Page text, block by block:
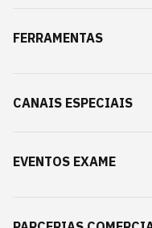
FERRAMENTAS
CANAIS ESPECIAIS
EVENTOS EXAME